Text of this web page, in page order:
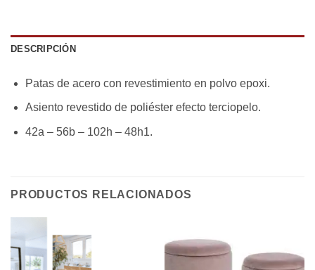
DESCRIPCIÓN
Patas de acero con revestimiento en polvo epoxi.
Asiento revestido de poliéster efecto terciopelo.
42a – 56b – 102h – 48h1.
PRODUCTOS RELACIONADOS